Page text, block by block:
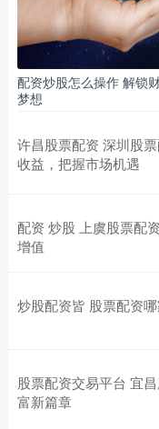
配资炒股怎么操作 解锁
梦想
许昌股票配资 深圳股
收益，把握市场机遇
配资 炒股 上虞股票配
增值
炒股配资皆 股票配资
股票配资交易平台 宜
富新篇章